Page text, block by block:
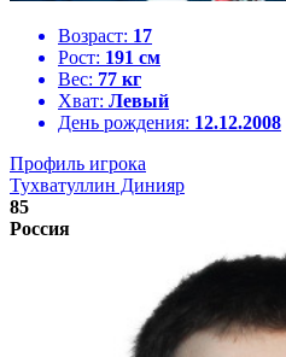
Возраст: 17
Рост: 191 см
Вес: 77 кг
Хват: Левый
День рождения: 12.12.2008
Профиль игрока
Тухватуллин Динияр
85
Россия